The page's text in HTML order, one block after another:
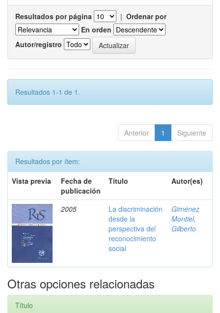
Resultados por página | Ordenar por
En orden
Autor/registro
Resultados 1-1 de 1.
Anterior 1 Siguiente
Resultados por ítem:
Vista previa
Fecha de
publicación
Título Autor(es)
2005
La discriminación
desde la
perspectiva del
reconocimiento
social
Giménez
Montiel,
Gilberto
Otras opciones relacionadas
Título